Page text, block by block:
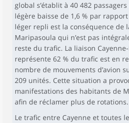
global s’établit à 40 482
légère baisse de 1,6 % par rapport
léger repli est la conséquence de
Maripasoula qui n’est pas
reste du trafic. La liaison
représente 62 % du trafic est en
nombre de mouvements d’avion
209 unités. Cette situation a
manifestations des habitants de
afin de réclamer plus de rotations.
Le trafic entre Cayenne et toutes